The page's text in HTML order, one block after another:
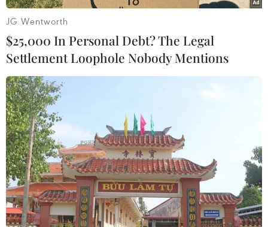
Ngập lụt trên một con đường ở phường Vĩnh Hòa, thành phố
Nha Trang. (Ảnh: Nguyên Lý/TTXVN)
Chiều tối 13/12, lũ trên các sông ở Khánh Hòa đã
dâng cao do có mưa to, khiến nhiều nơi bị ngập
sâu, trong đó lũ trên sông Cái đã vượt báo động
JG Wentworth
$25,000 In Personal Debt? The Legal
Settlement Loophole Nobody Mentions